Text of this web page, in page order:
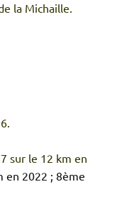
la Michaille.
sur le 12 km en
en 2022 ; 8ème